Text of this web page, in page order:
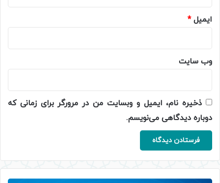
ایمیل*
وب‌ سایت
ذخیره نام، ایمیل و وبسایت من در مرورگر برای زمانی که
دوباره دیدگاهی می‌نویسم.